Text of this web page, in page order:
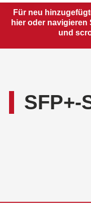
Für neu
hier oder navigieren
und
SFP+-